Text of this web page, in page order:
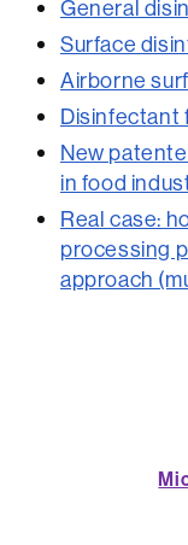
General
Surface
Airborne
Disinfectant
New
in food
Real case:
processing
approach